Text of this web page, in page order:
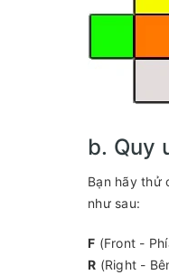
b. Quy
Bạn hãy thử
như sau:
F (Front -
R (Right -